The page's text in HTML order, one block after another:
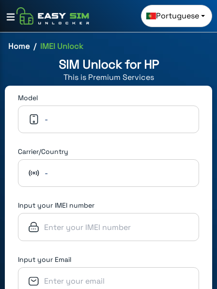
Portuguese
Home IMEI Unlock
SIM Unlock for HP
This is Premium Services
Model
-
Carrier/Country
-
Input your IMEI number
Input your Email